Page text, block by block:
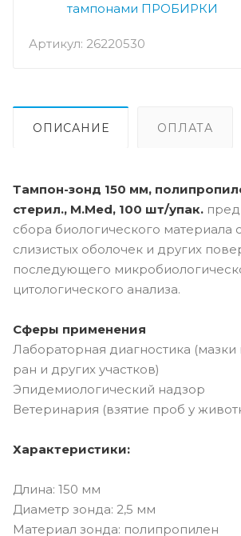
Артикул: 26220530
тампонами ПРОБИРКИ
ОПИСАНИЕ ОПЛАТА
Тампон-зонд 150 мм,
стерил., M.Med, 100 шт/упак.
сбора биологического материала
слизистых оболочек и других
последующего
цитологического анализа.
Сферы применения
Лабораторная диагностика (мазки
ран и других участков)
Эпидемиологический надзор
Ветеринария (взятие проб у
Характеристики:
Длина: 150 мм
Диаметр зонда: 2,5 мм
Материал зонда: полипропилен